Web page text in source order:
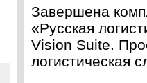
Завершена
«Русская
Vision Suite.
логистическая